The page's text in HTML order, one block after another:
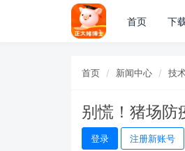
首页 下
首页 新闻中心 技
别慌！猪场防
登录 注册新账号